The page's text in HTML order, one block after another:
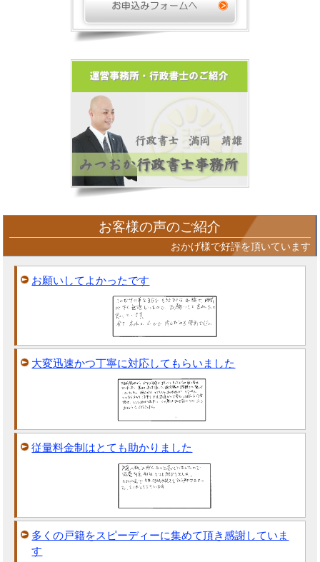
お客様の声のご紹介
おかげ様で好評を頂いています
お願いしてよかったです
大変迅速かつ丁寧に対応してもらいました
従量料金制はとても助かりました
多くの戸籍をスピーディーに集めて頂き感謝していま
す